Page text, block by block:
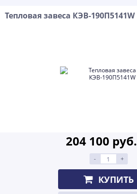
Тепловая завеса КЭВ-190П5141W
204 100 руб.
-
+
КУПИТЬ